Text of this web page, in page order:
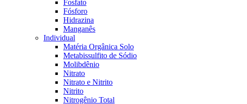
Fosfato
Fósforo
Hidrazina
Manganês
Individual
Matéria Orgânica Solo
Metabissulfito de Sódio
Molibdênio
Nitrato
Nitrato e Nitrito
Nitrito
Nitrogênio Total